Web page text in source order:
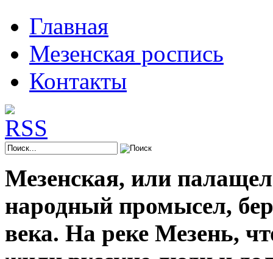
Главная
Мезенская роспись
Контакты
Мезенская, или
народный промысел,
века. На реке Мезень,